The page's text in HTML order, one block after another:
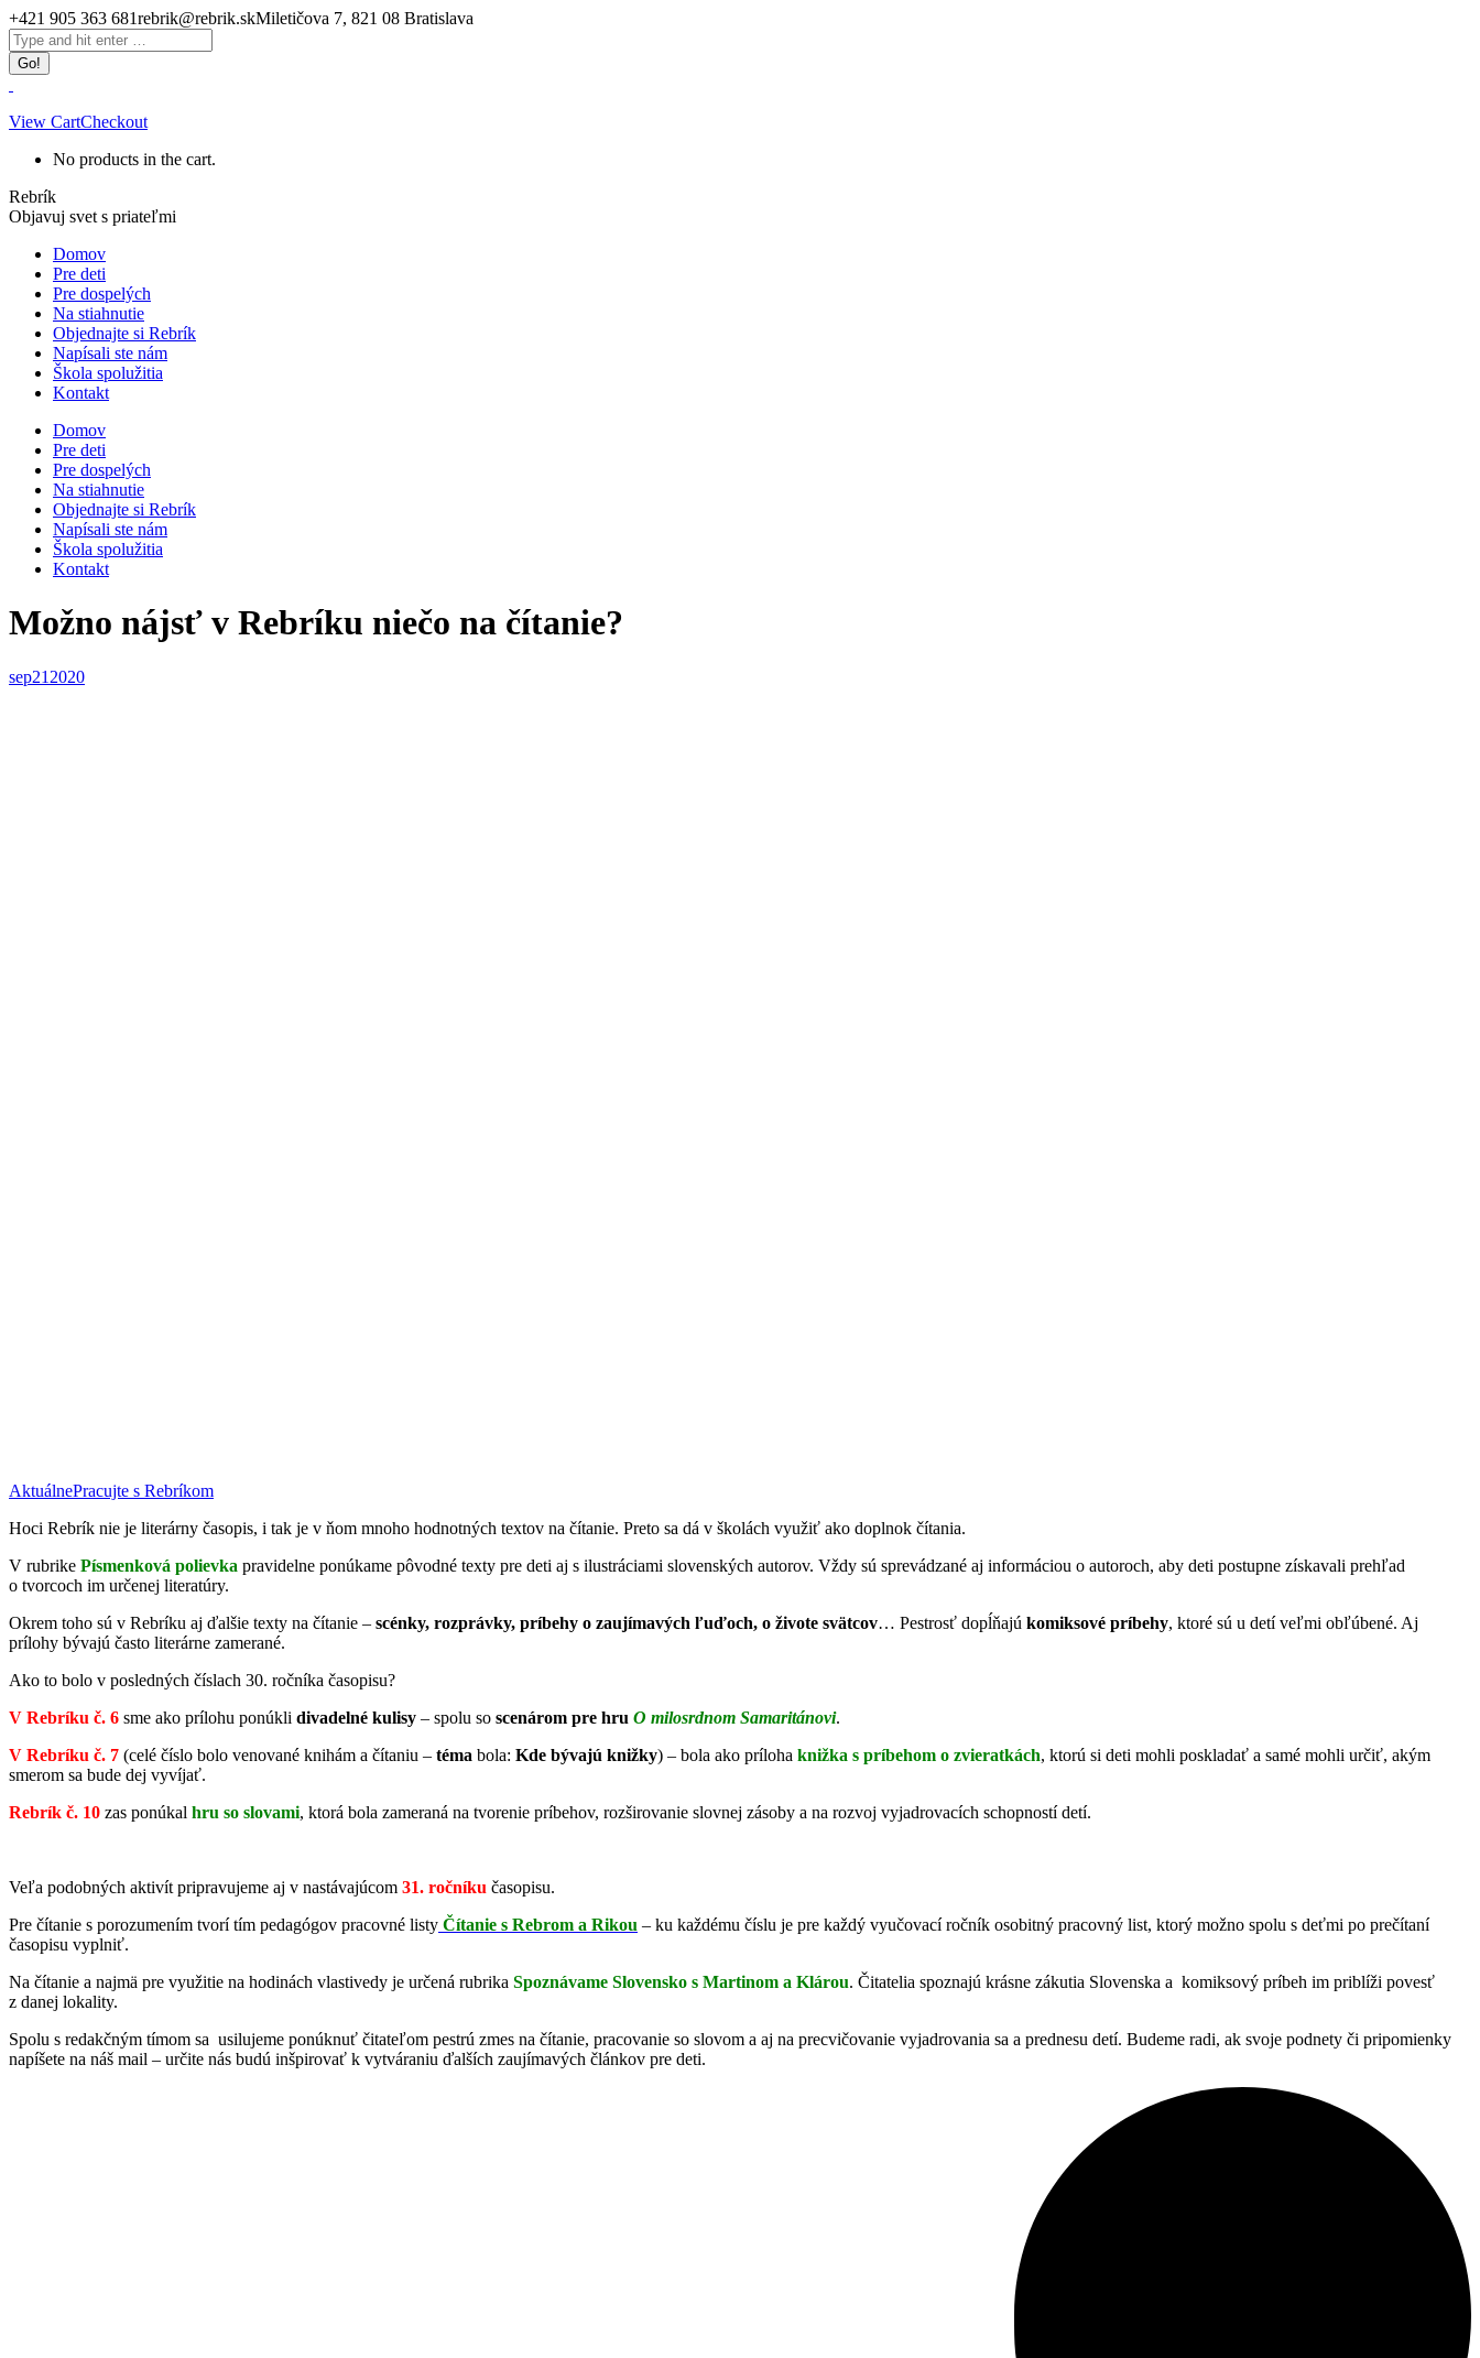
Skip
to
content
+421 905 363 681rebrik@rebrik.skMiletičova 7, 821 08 Bratislava
Facebook
page
opens
in
new
window
Search:
View CartCheckout
No products in the cart.
Rebrík
Objavuj svet s priateľmi
Domov
Pre deti
Pre dospelých
Na stiahnutie
Objednajte si Rebrík
Napísali ste nám
Škola spolužitia
Kontakt
Domov
Pre deti
Pre dospelých
Na stiahnutie
Objednajte si Rebrík
Napísali ste nám
Škola spolužitia
Kontakt
Možno nájsť v Rebríku niečo na čítanie?
sep21 2020
AktuálnePracujte s Rebríkom
Hoci Rebrík nie je literárny časopis, i tak je v ňom mnoho hodnotných textov na čítanie. Preto sa dá v školách využiť ako doplnok čítania.
V rubrike Písmenková polievka pravidelne ponúkame pôvodné texty pre deti aj s ilustráciami slovenských autorov. Vždy sú sprevádzané aj informáciou o autoroch, aby deti postupne získavali prehľad
o tvorcoch im určenej literatúry.
Okrem toho sú v Rebríku aj ďalšie texty na čítanie – scénky, rozprávky, príbehy o zaujímavých ľuďoch, o živote svätcov… Pestrosť dopĺňajú komiksové príbehy, ktoré sú u detí veľmi obľúbené. Aj
prílohy bývajú často literárne zamerané.
Ako to bolo v posledných číslach 30. ročníka časopisu?
V Rebríku č. 6 sme ako prílohu ponúkli divadelné kulisy – spolu so scenárom pre hru O milosrdnom Samaritánovi.
V Rebríku č. 7 (celé číslo bolo venované knihám a čítaniu – téma bola: Kde bývajú knižky) – bola ako príloha knižka s príbehom o zvieratkách, ktorú si deti mohli poskladať a samé mohli určiť, akým
smerom sa bude dej vyvíjať.
Rebrík č. 10 zas ponúkal hru so slovami, ktorá bola zameraná na tvorenie príbehov, rozširovanie slovnej zásoby a na rozvoj vyjadrovacích schopností detí.
Veľa podobných aktivít pripravujeme aj v nastávajúcom 31. ročníku časopisu.
Pre čítanie s porozumením tvorí tím pedagógov pracovné listy Čítanie s Rebrom a Rikou – ku každému číslu je pre každý vyučovací ročník osobitný pracovný list, ktorý možno spolu s deťmi po prečítaní
časopisu vyplniť.
Na čítanie a najmä pre využitie na hodinách vlastivedy je určená rubrika Spoznávame Slovensko s Martinom a Klárou. Čitatelia spoznajú krásne zákutia Slovenska a komiksový príbeh im priblíži povesť
z danej lokality.
Spolu s redakčným tímom sa usilujeme ponúknuť čitateľom pestrú zmes na čítanie, pracovanie so slovom a aj na precvičovanie vyjadrovania sa a prednesu detí. Budeme radi, ak svoje podnety či pripomienky
napíšete na náš mail – určite nás budú inšpirovať k vytváraniu ďalších zaujímavých článkov pre deti.